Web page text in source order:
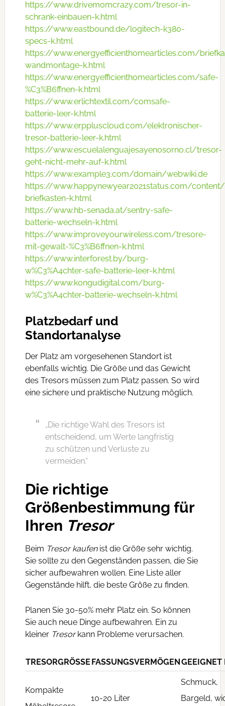
https://www.drivemomcrazy.com/tresor-in-
schrank-einbauen-k.html
https://www.eastbound.de/logitech-k380-
specs-k.html
https://www.energyefficienthomearticles.com/
wandmontage-k.html
https://www.energyefficienthomearticles.com/safe-
%C3%B6ffnen-k.html
https://www.erlichtextil.com/comsafe-
batterie-leer-k.html
https://www.erppluscloud.com/elektronischer-
tresor-batterie-leer-k.html
https://www.escuelalenguajesayenosorno.cl/tresor-
geht-nicht-mehr-auf-k.html
https://www.example3.com/domain/webwiki.de
https://www.happynewyear2021status.com/
briefkasten-k.html
https://www.hb-senada.at/sentry-safe-
batterie-wechseln-k.html
https://www.improveyourwireless.com/tresore-
mit-gewalt-%C3%B6ffnen-k.html
https://www.interforest.by/burg-
w%C3%A4chter-safe-batterie-leer-k.html
https://www.kongudigital.com/burg-
w%C3%A4chter-batterie-wechseln-k.html
Platzbedarf und
Standortanalyse
Der Platz am vorgesehenen Standort ist
ebenfalls wichtig. Die Größe und das Gewicht
des Tresors müssen zum Platz passen. So wird
eine sichere und praktische Nutzung möglich.
„Die richtige Wahl des Tresors ist
entscheidend, um Werte langfristig
zu schützen und Verluste zu
vermeiden.“
Die richtige
Größenbestimmung für
Ihren Tresor
Beim Tresor kaufenist die Größe sehr wichtig.
Sie sollte zu den Gegenständen passen, die Sie
sicher aufbewahren wollen. Eine Liste aller
Gegenstände hilft, die beste Größe zu finden.
Planen Sie 30-50% mehr Platz ein. So können
Sie auch neue Dinge aufbewahren. Ein zu
kleiner Tresorkann Probleme verursachen.
TRESORGRÖSSE FASSUNGSVERMÖGENGEEIGNET
Kompakte
10-20 Liter
Schmuck,
Bargeld,